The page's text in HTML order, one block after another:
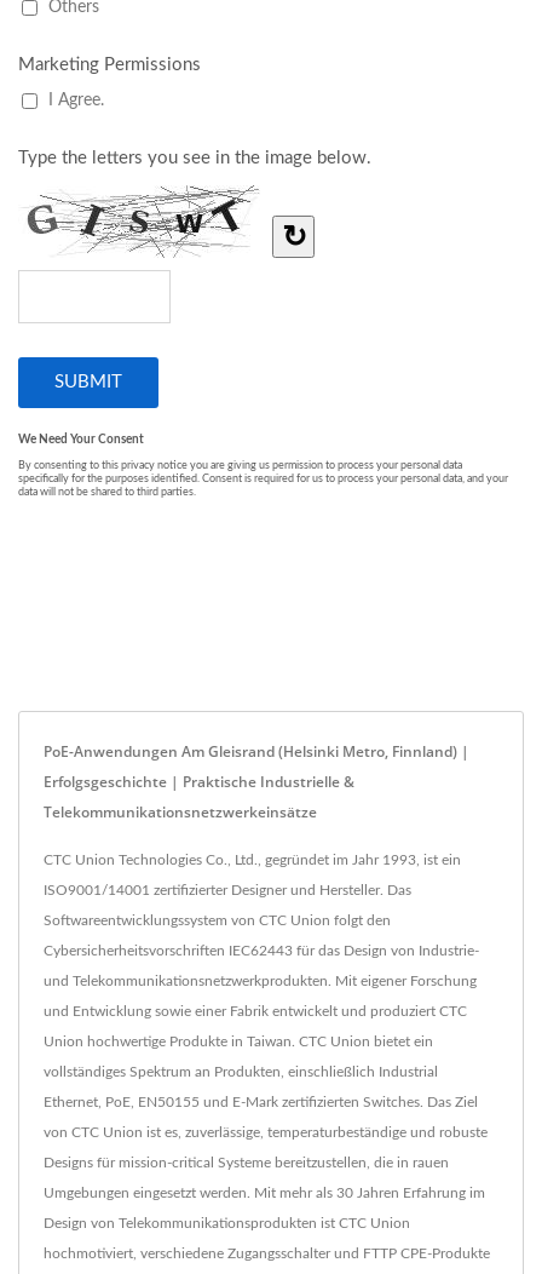
PoE-Anwendungen Am Gleisrand (Helsinki Metro, Finnland) |
Erfolgsgeschichte | Praktische Industrielle &
Telekommunikationsnetzwerkeinsätze
CTC Union Technologies Co., Ltd., gegründet im Jahr 1993, ist ein
ISO9001/14001 zertifizierter Designer und Hersteller. Das
Softwareentwicklungssystem von CTC Union folgt den
Cybersicherheitsvorschriften IEC62443 für das Design von Industrie-
und Telekommunikationsnetzwerkprodukten. Mit eigener Forschung
und Entwicklung sowie einer Fabrik entwickelt und produziert CTC
Union hochwertige Produkte in Taiwan. CTC Union bietet ein
vollständiges Spektrum an Produkten, einschließlich Industrial
Ethernet, PoE, EN50155 und E-Mark zertifizierten Switches. Das Ziel
von CTC Union ist es, zuverlässige, temperaturbeständige und robuste
Designs für mission-critical Systeme bereitzustellen, die in rauen
Umgebungen eingesetzt werden. Mit mehr als 30 Jahren Erfahrung im
Design von Telekommunikationsprodukten ist CTC Union
hochmotiviert, verschiedene Zugangsschalter und FTTP CPE-Produkte